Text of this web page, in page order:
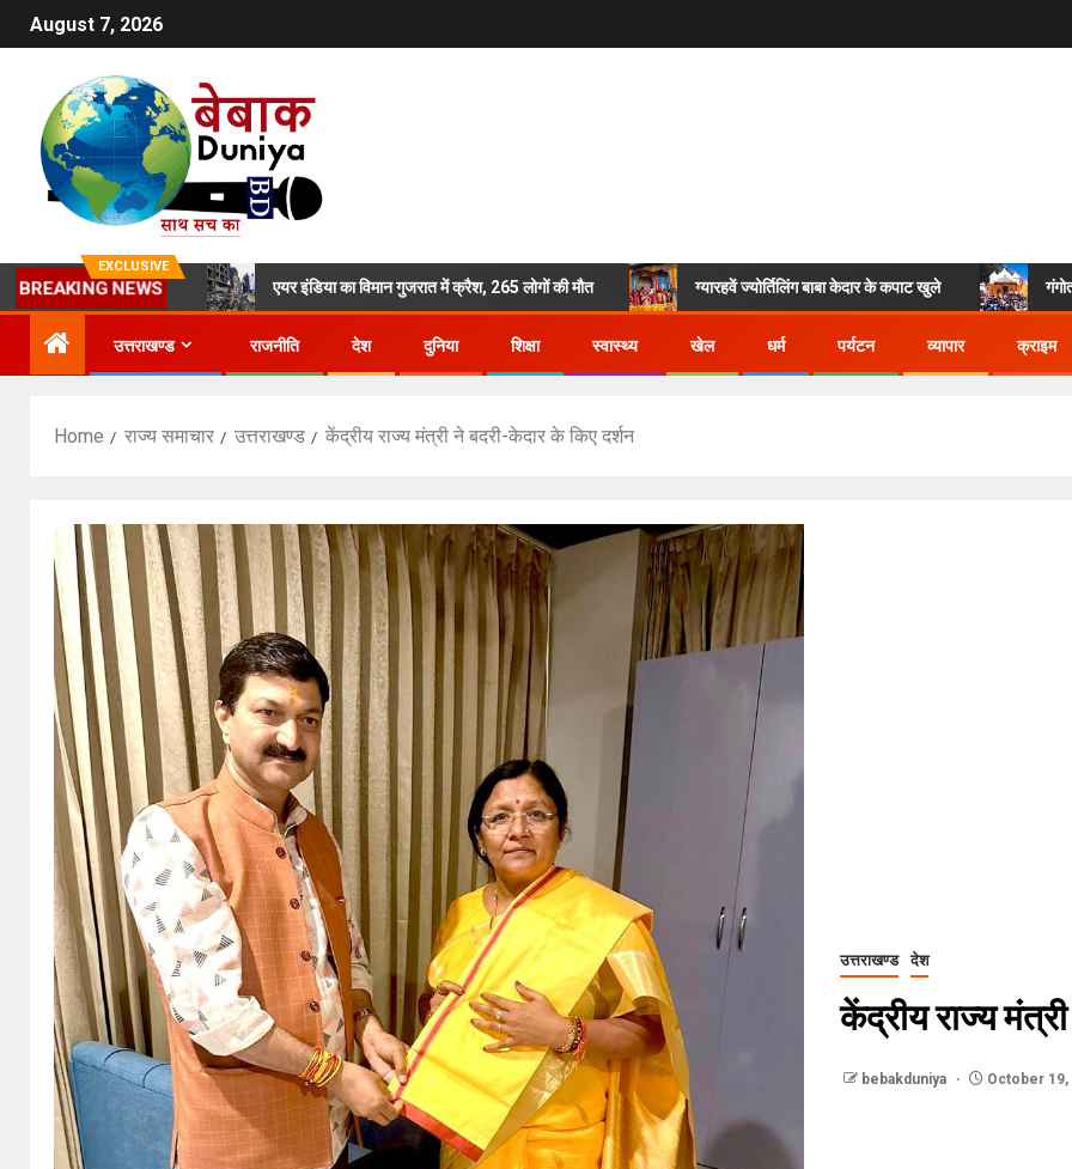
August 7, 2026
EXCLUSIVE
BREAKING NEWS
बेटी का मर्डर एयर इंडिया का विमान गुजरात में क्रैश, 265 लोगों की मौत ग्यारहवें ज्योर्तिलिंग बाबा केदार के कपाट खुले गंगोत्री और
उत्तराखण्ड राजनीति देश दुनिया शिक्षा स्वास्थ्य खेल धर्म पर्यटन व्यापार क्राइम
Home राज्य समाचार उत्तराखण्ड केंद्रीय राज्य मंत्री ने बदरी-केदार के किए दर्शन
उत्तराखण्ड देश
केंद्रीय राज्य
bebakduniya October 19,